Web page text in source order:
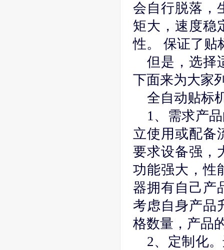
会自行脱落，
矩大，速度稳
性。 保证了贴
但是，选择
下面来为大家
全自动贴标
1、需求产
立使用或配备
要求设备强，
功能强大，性
器拥有自己产
考虑自身产品
格数量，产品
2、定制化